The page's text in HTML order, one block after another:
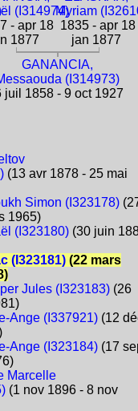
(I314974)
- apr 18
1877
Myriam
1835 - apr 18
jan 1877
GANANCIA,
(I314973)
juil 1858 - 9 oct 1927
(13 avr 1878 - 25 mai
Simon (I323178)
1965)
(I323180)(30 juin
(I323181)(22 mars
Jules (I323183)(26
Ange (I337921)(12
Ange (I323184)(17
Marcelle
(1 nov 1896 - 8 nov